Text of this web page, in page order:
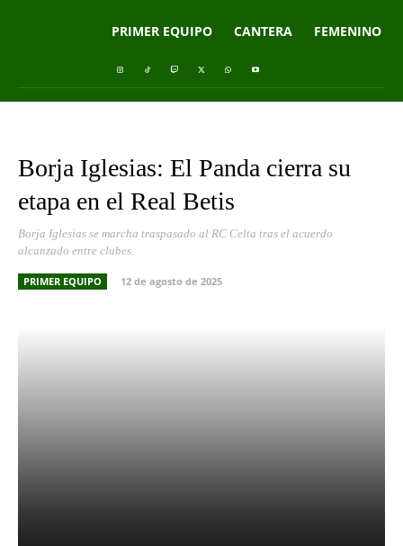
PRIMER EQUIPO CANTERA FEMENINO
Borja Iglesias: El Panda cierra su
etapa en el Real Betis
Borja Iglesias se marcha traspasado al RC Celta tras el acuerdo
alcanzado entre clubes.
PRIMER EQUIPO 12 de agosto de 2025